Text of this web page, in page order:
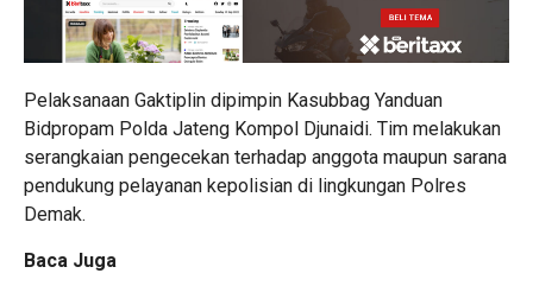
Pelaksanaan Gaktiplin dipimpin Kasubbag Yanduan
Bidpropam Polda Jateng Kompol Djunaidi. Tim melakukan
serangkaian pengecekan terhadap anggota maupun sarana
pendukung pelayanan kepolisian di lingkungan Polres
Demak.
Baca Juga